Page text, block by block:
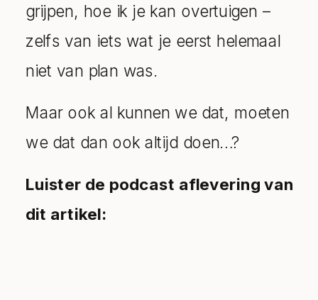
grijpen, hoe ik je kan overtuigen –
zelfs van iets wat je eerst helemaal
niet van plan was.
Maar ook al kunnen we dat, moeten
we dat dan ook altijd doen…?
Luister de podcast aflevering van
dit artikel: